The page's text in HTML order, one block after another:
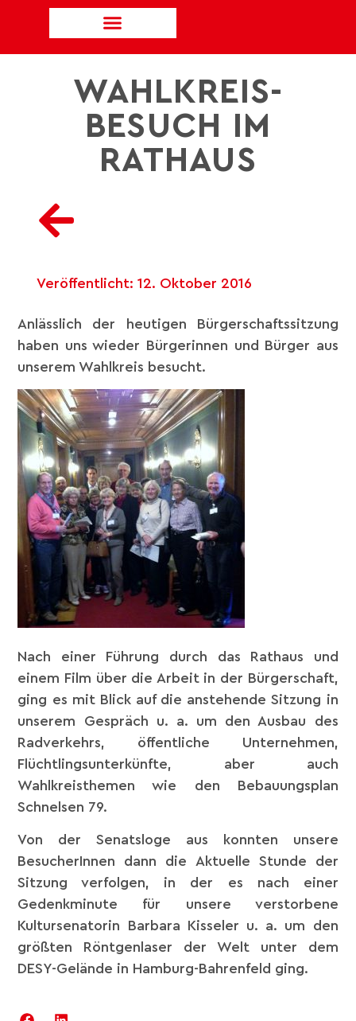
WAHLKREIS-
BESUCH IM
RATHAUS
Veröffentlicht: 12. Oktober 2016
Anlässlich der heutigen Bürgerschaftssitzung
haben uns wieder Bürgerinnen und Bürger aus
unserem Wahlkreis besucht.
Nach einer Führung durch das Rathaus und
einem Film über die Arbeit in der Bürgerschaft,
ging es mit Blick auf die anstehende Sitzung in
unserem Gespräch u. a. um den Ausbau des
Radverkehrs, öffentliche Unternehmen,
Flüchtlingsunterkünfte, aber auch
Wahlkreisthemen wie den Bebauungsplan
Schnelsen 79.
Von der Senatsloge aus konnten unsere
BesucherInnen dann die Aktuelle Stunde der
Sitzung verfolgen, in der es nach einer
Gedenkminute für unsere verstorbene
Kultursenatorin Barbara Kisseler u. a. um den
größten Röntgenlaser der Welt unter dem
DESY-Gelände in Hamburg-Bahrenfeld ging.